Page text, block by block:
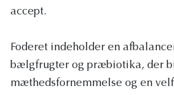
accept.
Foderet indeholder en
bælgfrugter og præbiotika, der
mæthedsfornemmelse og en